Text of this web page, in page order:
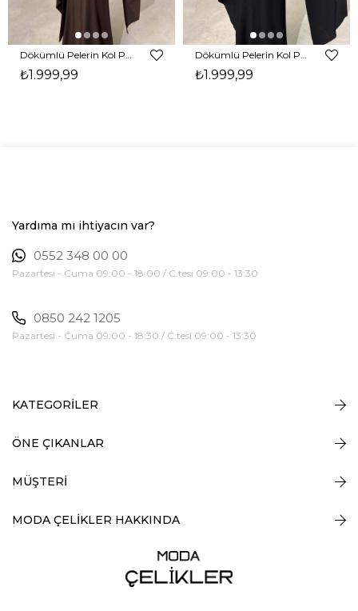
₺1.999,99 ₺1.999,99
Yardıma mı ihtiyacın var?
0552 348 00 00
Pazartesi - Cuma 09:00 - 18:00 / C.tesi 09:00 - 13:30
0850 242 1205
Pazartesi - Cuma 09:00 - 18:30 / C.tesi 09:00 - 13:30
KATEGORİLER
ÖNE ÇIKANLAR
MÜŞTERİ
MODA ÇELİKLER HAKKINDA